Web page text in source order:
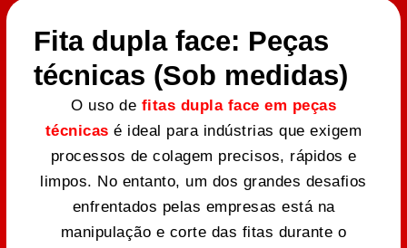
Fita dupla face: Peças
técnicas (Sob medidas)
O uso de fitas dupla face em peças
técnicas é ideal para indústrias que exigem
processos de colagem precisos, rápidos e
limpos. No entanto, um dos grandes desafios
enfrentados pelas empresas está na
manipulação e corte das fitas durante o